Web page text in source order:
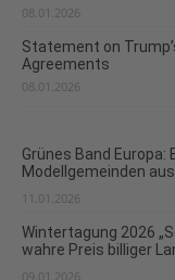
08.01.2026
Statement on
Agreements
08.01.2026
Grünes Band
Modellgemeinden
11.01.2026
Wintertagung 2026
wahre Preis billiger
09.01.2026